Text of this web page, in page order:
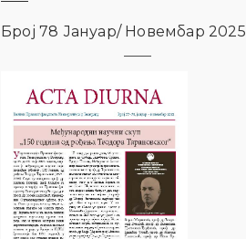
Број 78 Јануар/ Новембар 2025